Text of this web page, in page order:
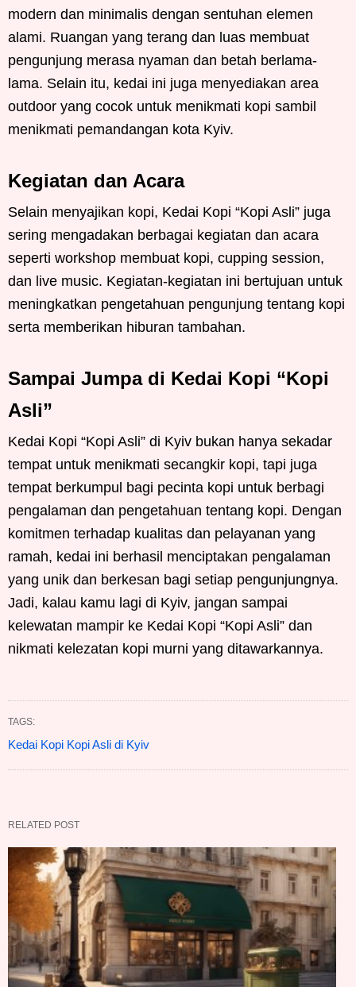
modern dan minimalis dengan sentuhan elemen
alami. Ruangan yang terang dan luas membuat
pengunjung merasa nyaman dan betah berlama-
lama. Selain itu, kedai ini juga menyediakan area
outdoor yang cocok untuk menikmati kopi sambil
menikmati pemandangan kota Kyiv.
Kegiatan dan Acara
Selain menyajikan kopi, Kedai Kopi “Kopi Asli” juga
sering mengadakan berbagai kegiatan dan acara
seperti workshop membuat kopi, cupping session,
dan live music. Kegiatan-kegiatan ini bertujuan untuk
meningkatkan pengetahuan pengunjung tentang kopi
serta memberikan hiburan tambahan.
Sampai Jumpa di Kedai Kopi “Kopi
Asli”
Kedai Kopi “Kopi Asli” di Kyiv bukan hanya sekadar
tempat untuk menikmati secangkir kopi, tapi juga
tempat berkumpul bagi pecinta kopi untuk berbagi
pengalaman dan pengetahuan tentang kopi. Dengan
komitmen terhadap kualitas dan pelayanan yang
ramah, kedai ini berhasil menciptakan pengalaman
yang unik dan berkesan bagi setiap pengunjungnya.
Jadi, kalau kamu lagi di Kyiv, jangan sampai
kelewatan mampir ke Kedai Kopi “Kopi Asli” dan
nikmati kelezatan kopi murni yang ditawarkannya.
TAGS:
Kedai Kopi Kopi Asli di Kyiv
RELATED POST